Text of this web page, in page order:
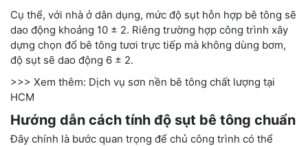
Cụ thể, với nhà ở dân dụng, mức độ sụt hỗn hợp bê tông sẽ
dao động khoảng 10 ± 2. Riêng trường hợp công trình xây
dựng chọn đổ bê tông tươi trực tiếp mà không dùng bơm,
độ sụt sẽ dao động 6 ± 2.
>>> Xem thêm: Dịch vụ sơn nền bê tông chất lượng tại
HCM
Hướng dẫn cách tính độ sụt bê tông chuẩn
Đây chính là bước quan trọng để chủ công trình có thể